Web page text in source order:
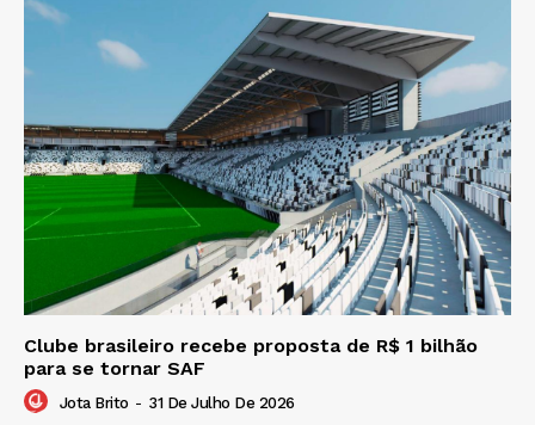
Clube brasileiro recebe proposta de R$ 1 bilhão
para se tornar SAF
Jota Brito - 31 De Julho De 2026